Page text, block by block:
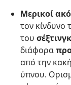
Μερικοί
τον κίνδυνο
του
διάφορα
από την
ύπνου.